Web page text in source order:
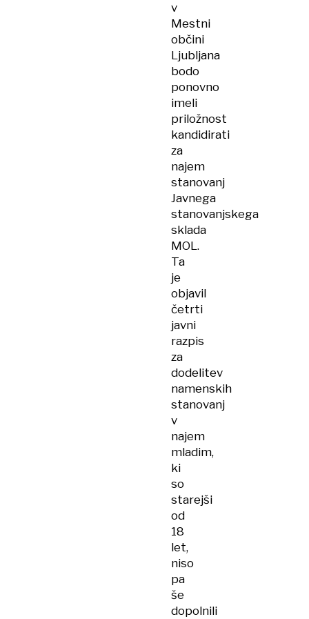
v
Mestni
občini
Ljubljana
bodo
ponovno
imeli
priložnost
kandidirati
za
najem
stanovanj
Javnega
stanovanjskega
sklada
MOL.
Ta
je
objavil
četrti
javni
razpis
za
dodelitev
namenskih
stanovanj
v
najem
mladim,
ki
so
starejši
od
18
let,
niso
pa
še
dopolnili